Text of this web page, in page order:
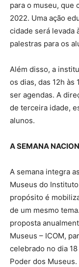
para o museu, que
2022. Uma ação
cidade será levada
palestras para os
Além disso, a
os dias, das 12h às
ser agendas. A
de terceira idade,
alunos.
A SEMANA
A semana integra
Museus do
propósito é
de um mesmo
proposta
Museus – ICOM,
celebrado no dia
Poder dos Museus.